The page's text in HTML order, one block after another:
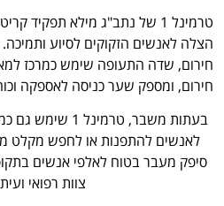
טרמינל 1 של נתב"ג מילא
הצלה לאנשים הזקוקים לסיוע
חירום, שדה התעופה שימש כמרכז
חירום, ומספק שער כניסה לאספקה
בעתות משבר,
לאנשים להתפנות או לחפש מקלט
סיפק מעבר בטוח לאלפי אנשים
צוות רפואי